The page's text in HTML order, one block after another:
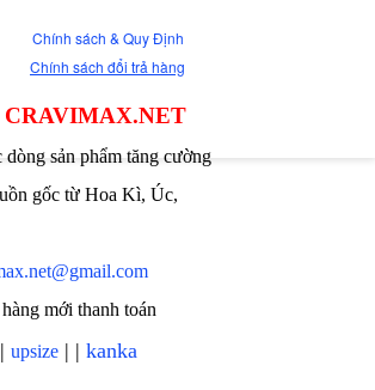
Chính sách & Quy Định
Chính sách đổi trả hàng
CRAVIMAX.NET
sản phẩm tăng cường
gốc từ Hoa Kì, Úc,
mới thanh toán
upsize | | kanka